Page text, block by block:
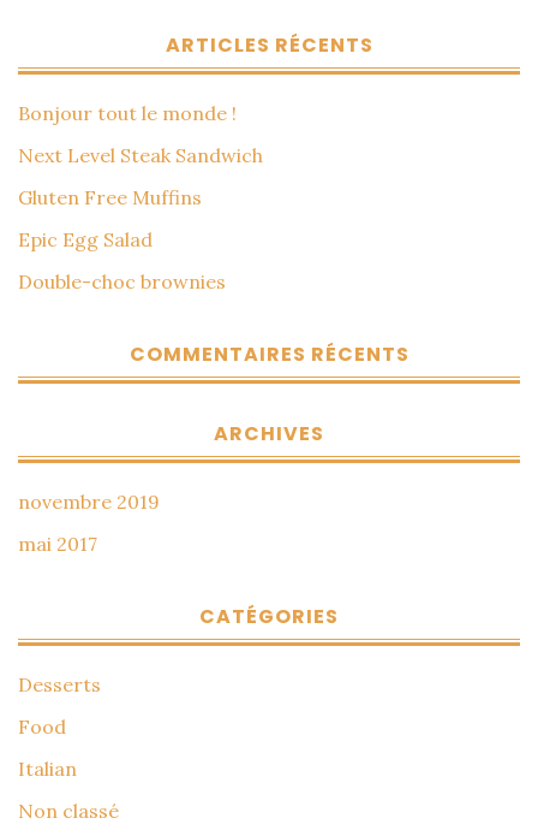
ARTICLES RÉCENTS
Bonjour tout le monde !
Next Level Steak Sandwich
Gluten Free Muffins
Epic Egg Salad
Double-choc brownies
COMMENTAIRES RÉCENTS
ARCHIVES
novembre 2019
mai 2017
CATÉGORIES
Desserts
Food
Italian
Non classé